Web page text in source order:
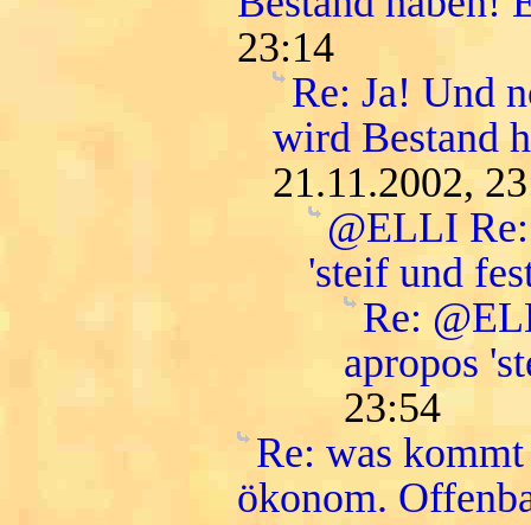
23:14
Re: Ja! Und
wird Bestand
21.11.2002,
@ELLI
'steif und
Re:
apropos
23:54
Re: was
ökonom.